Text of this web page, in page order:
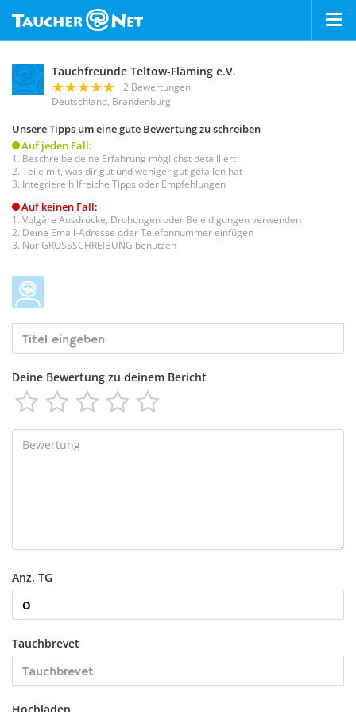
Tauchfreunde Teltow-Fläming e.V.
2 Bewertungen
Deutschland, Brandenburg
Unsere Tipps um eine gute Bewertung zu schreiben
Auf jeden Fall:
Beschreibe deine Erfahrung möglichst detailliert
Teile mit, was dir gut und weniger gut gefallen hat
Integriere hilfreiche Tipps oder Empfehlungen
Auf keinen Fall:
Vulgäre Ausdrücke, Drohungen oder Beleidigungen verwenden
Deine Email-Adresse oder Telefonnummer einfügen
Nur GROSSSCHREIBUNG benutzen
Deine Bewertung zu deinem Bericht
    
Anz. TG
Tauchbrevet